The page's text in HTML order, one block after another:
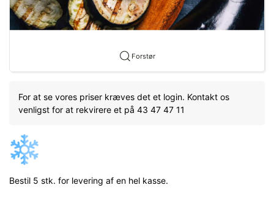
Forstør
For at se vores priser kræves det et login. Kontakt os
venligst for at rekvirere et på 43 47 47 11
Bestil 5 stk. for levering af en hel kasse.